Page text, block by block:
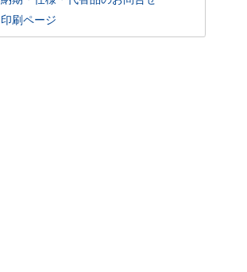
印刷ページ